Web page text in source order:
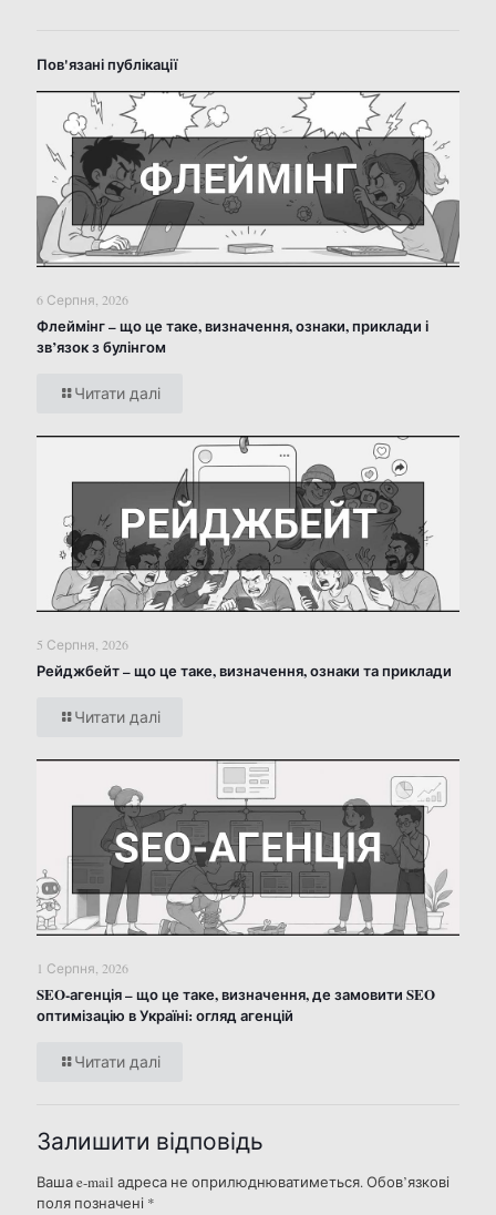
Пов'язані публікації
6 Серпня, 2026
Флеймінг – що це таке, визначення, ознаки, приклади і
зв’язок з булінгом
Читати далі
5 Серпня, 2026
Рейджбейт – що це таке, визначення, ознаки та приклади
Читати далі
1 Серпня, 2026
SEO-агенція – що це таке, визначення, де замовити SEO
оптимізацію в Україні: огляд агенцій
Читати далі
Залишити відповідь
Ваша e-mail адреса не оприлюднюватиметься.Обов’язкові
поля позначені *